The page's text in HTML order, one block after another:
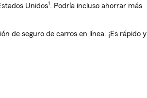
Unidos1. Podría incluso ahorrar más
de seguro de carros en línea. ¡Es rápido y